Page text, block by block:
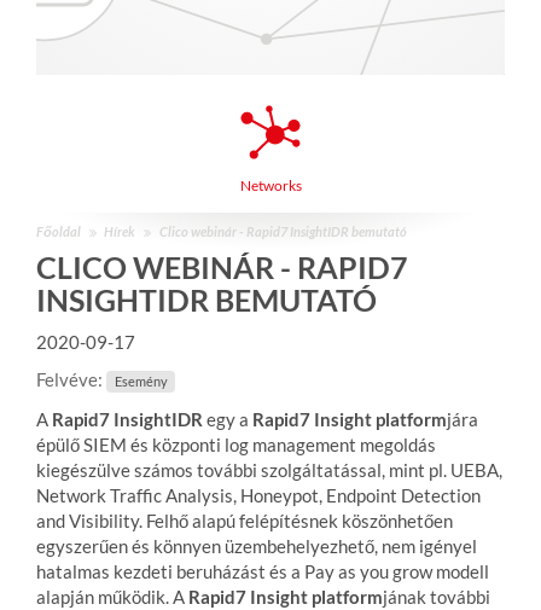
Networks
Főoldal Hírek Clico webinár - Rapid7 InsightIDR bemutató
CLICO WEBINÁR - RAPID7
INSIGHTIDR BEMUTATÓ
2020-09-17
Felvéve:
Esemény
A Rapid7 InsightIDR egy a Rapid7 Insight platformjára
épülő SIEM és központi log management megoldás
kiegészülve számos további szolgáltatással, mint pl. UEBA,
Network Traffic Analysis, Honeypot, Endpoint Detection
and Visibility. Felhő alapú felépítésnek köszönhetően
egyszerűen és könnyen üzembehelyezhető, nem igényel
hatalmas kezdeti beruházást és a Pay as you grow modell
alapján működik. A Rapid7 Insight platformjának további